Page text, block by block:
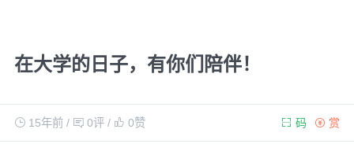
在大学的日子，有你们陪伴！
15年前/ 0评/ 0赞 赏
码